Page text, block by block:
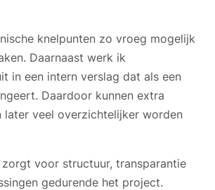
knelpunten zo vroeg mogelijk
Daarnaast werk ik
in een intern verslag dat als een
Daardoor kunnen extra
later veel overzichtelijker worden
voor structuur, transparantie
gedurende het project.